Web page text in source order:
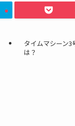
タイムマシーン
は？